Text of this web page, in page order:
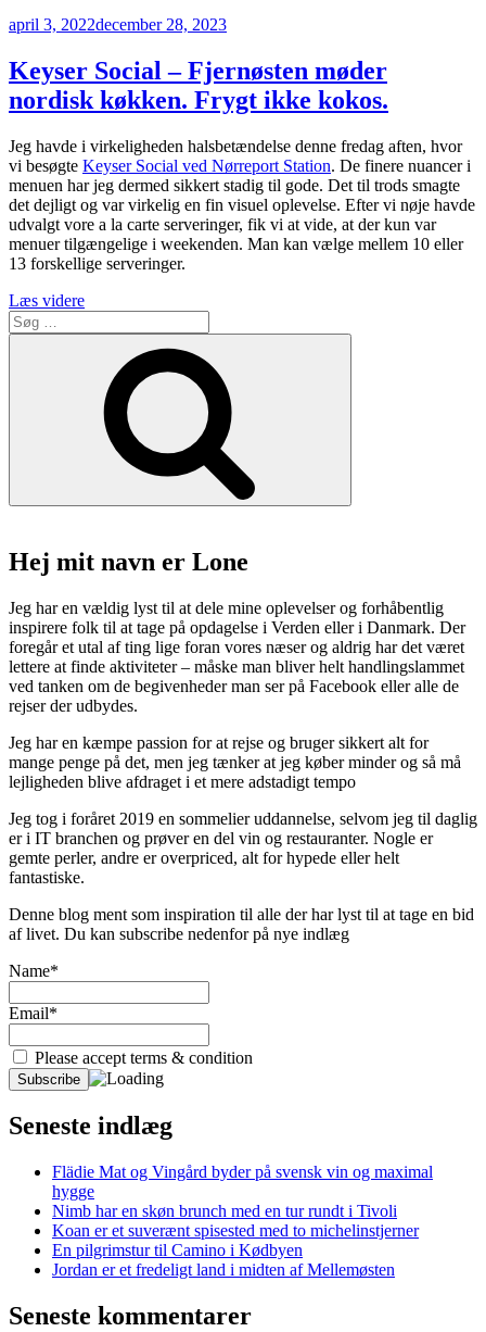
Udgivet
april 3, 2022december 28, 2023
Keyser Social – Fjernøsten møder
nordisk køkken. Frygt ikke kokos.
Jeg havde i virkeligheden halsbetændelse denne fredag aften, hvor
vi besøgte Keyser Social ved Nørreport Station. De finere nuancer i
menuen har jeg dermed sikkert stadig til gode. Det til trods smagte
det dejligt og var virkelig en fin visuel oplevelse. Efter vi nøje havde
udvalgt vore a la carte serveringer, fik vi at vide, at der kun var
menuer tilgængelige i weekenden. Man kan vælge mellem 10 eller
13 forskellige serveringer.
Læs videre“Keyser
–
Fjernøsten
møder
nordisk
køkken.
Frygt
Søg
efter:
Hej mit navn er Lone
Jeg har en vældig lyst til at dele mine oplevelser og forhåbentlig
inspirere folk til at tage på opdagelse i Verden eller i Danmark. Der
foregår et utal af ting lige foran vores næser og aldrig har det været
lettere at finde aktiviteter – måske man bliver helt handlingslammet
ved tanken om de begivenheder man ser på Facebook eller alle de
rejser der udbydes.
Jeg har en kæmpe passion for at rejse og bruger sikkert alt for
mange penge på det, men jeg tænker at jeg køber minder og så må
lejligheden blive afdraget i et mere adstadigt tempo
Jeg tog i foråret 2019 en sommelier uddannelse, selvom jeg til daglig
er i IT branchen og prøver en del vin og restauranter. Nogle er
gemte perler, andre er overpriced, alt for hypede eller helt
fantastiske.
Denne blog ment som inspiration til alle der har lyst til at tage en bid
af livet. Du kan subscribe nedenfor på nye indlæg
Name*
Email*
Please accept terms & condition
Seneste indlæg
Flädie Mat og Vingård byder på svensk vin og maximal
hygge
Nimb har en skøn brunch med en tur rundt i Tivoli
Koan er et suverænt spisested med to michelinstjerner
En pilgrimstur til Camino i Kødbyen
Jordan er et fredeligt land i midten af Mellemøsten
Seneste kommentarer